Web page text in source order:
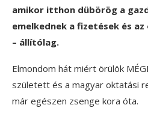
amikor itthon dübörög a
emelkednek a fizetések és
– állítólag.
Elmondom hát miért örülök
született és a magyar oktatási
már egészen zsenge kora óta.